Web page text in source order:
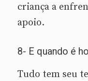
criança a
apoio.
8- E quando é
Tudo tem seu